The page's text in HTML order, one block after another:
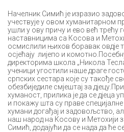
Начелник Симић је изразио
учествује у овом хуманитарном
ушли у ову причу и ево већ трећу
наставницима са Косова и
осмислили њихов боравак овдје
осјећају лијепо и
директорима школа „Никола
ученици угостили наше драге
српских сестара које су такође
обезбиједиле смјештај за
хуманост, прилика је да се дјеца
и покажу шта су праве специјалне
хумани догађај и задовољство,
наш народ на Косову и Метохији
Симић, додајући да се нада да ће